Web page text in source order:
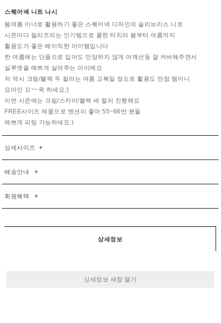
스퀘어넥 니트 나시
봄여름 이너로 활용하기 좋은 스퀘어넥 디자인의 슬리브리스 니트
시즌마다 릴리즈되는 인기템으로 쿨한 터치라 봄부터 여름까지
활용도가 좋은 베이직한 아이템입니다
한 여름에는 단품으로 입어도 민망하지 않게 어깨선등 잘 커버해주면서
실루엣을 예쁘게 살려주는 아이에요
저 역시 크림/블랙 두 컬러는 여름 교복일 정도로 활용도 만점 템이니
요아인 꼬~~옥 하세요:)
이번 시즌에는 크림/스카이/블랙 세 컬러 진행해요
FREE사이즈 제품으로 텐션이 좋아 55~66반 분들
예쁘게 피팅 가능하세요:)
상세사이즈 +
배송안내 +
회원혜택 +
상세정보
상세정보 새창 열기